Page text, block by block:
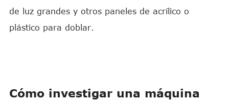
de luz grandes y otros paneles de acrílico o
plástico para doblar.
Cómo investigar una máquina